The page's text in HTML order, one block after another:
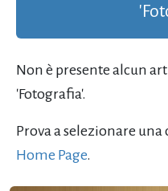
Non è presente alcun
'Fotografia'.
Prova a selezionare
Home Page.